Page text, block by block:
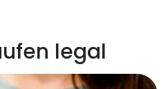
legal